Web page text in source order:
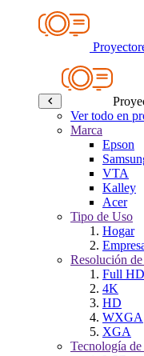
Ver todo en
Marca
Epson
VTA
Kalley
Acer
Tipo de Uso
Hogar
Resolución
Full HD
4K
HD
WXGA
XGA
Tecnología